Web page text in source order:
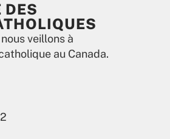
DES
veillons à
au Canada.